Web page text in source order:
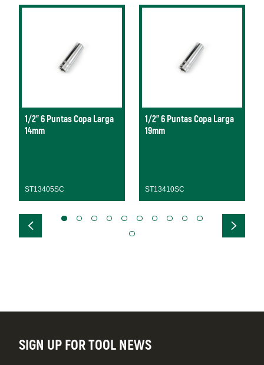
1/2" 6 Puntas Copa Larga
14mm
ST13405SC
1/2" 6 Puntas Copa Larga
19mm
ST13410SC
SIGN UP FOR TOOL NEWS